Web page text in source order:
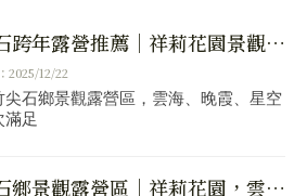
跨年露營推薦｜祥莉花園景觀露
・雲海星空迎新年
2025/12/22
尖石鄉景觀露營區，雲海、晚霞、星空
滿足
鄉景觀露營區｜祥莉花園，雲海